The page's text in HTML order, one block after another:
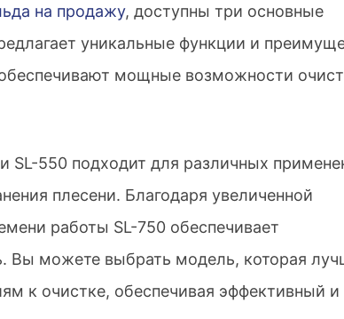
на продажу, доступны три основные
уникальные функции и
мощные возможности
550 подходит для различных
плесени. Благодаря увеличенной
работы SL-750 обеспечивает
Вы можете выбрать модель, которая
к очистке, обеспечивая эффективный и